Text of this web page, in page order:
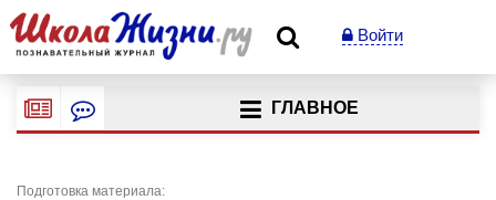
Войти
ГЛАВНОЕ
Подготовка материала: